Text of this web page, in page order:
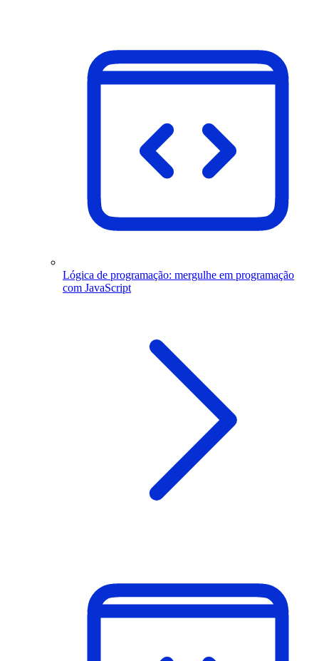
Lógica de programação: mergulhe em programação
com JavaScript